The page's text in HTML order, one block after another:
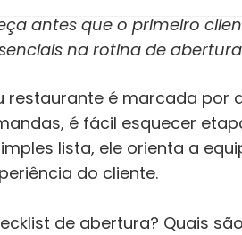
antes que o primeiro
na rotina de
é marcada por
é fácil esquecer
lista, ele orienta a
do cliente.
de abertura? Quais